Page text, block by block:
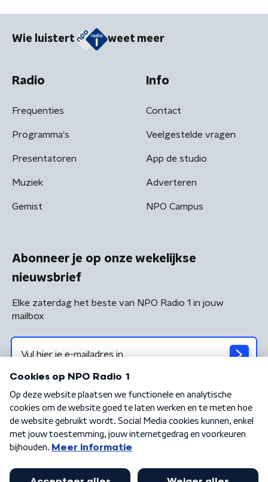
Wie luistert weet meer
Radio
Frequenties
Programma's
Presentatoren
Muziek
Gemist
Info
Contact
Veelgestelde vragen
App de studio
Adverteren
NPO Campus
Abonneer je op onze wekelijkse
nieuwsbrief
Elke zaterdag het beste van NPO Radio 1 in jouw
mailbox
Algemene voorwaarden